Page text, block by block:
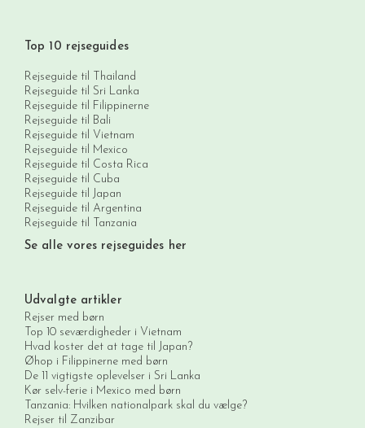
Top 10 rejseguides
Rejseguide til Thailand
Rejseguide til Sri Lanka
Rejseguide til Filippinerne
Rejseguide til Bali
Rejseguide til Vietnam
Rejseguide til Mexico
Rejseguide til Costa Rica
Rejseguide til Cuba
Rejseguide til Japan
Rejseguide til Argentina
Rejseguide til Tanzania
Se alle vores rejseguides her
Udvalgte artikler
Rejser med børn
Top 10 seværdigheder i Vietnam
Hvad koster det at tage til Japan?
Øhop i Filippinerne med børn
De 11 vigtigste oplevelser i Sri Lanka
Kør selv-ferie i Mexico med børn
Tanzania: Hvilken nationalpark skal du vælge?
Rejser til Zanzibar